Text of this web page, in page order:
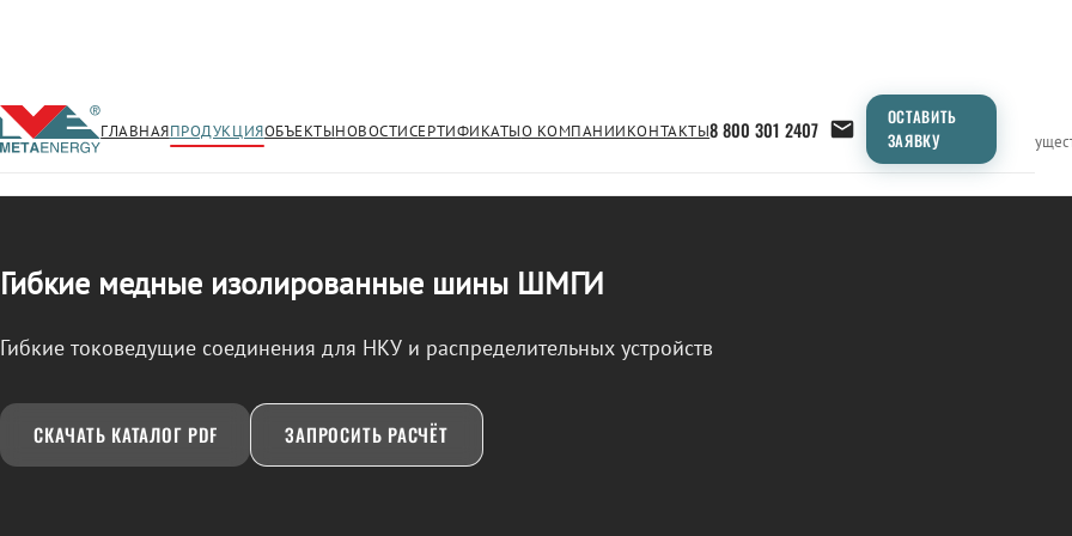
ГЛАВНАЯПРОДУКЦИЯОБЪЕКТЫНОВОСТИСЕРТИФИКАТЫО КОМПАНИИКОНТАКТЫ8 800 301 2407
ОСТАВИТЬ
ЗАЯВКУ
← Продукция/ШМГИ Применение Продукция ТипоразмерыСравнение
Гибкие медные изолированные шины ШМГИ
Гибкие токоведущие соединения для НКУ и распределительных устройств
СКАЧАТЬ КАТАЛОГ PDF ЗАПРОСИТЬ РАСЧЁТ